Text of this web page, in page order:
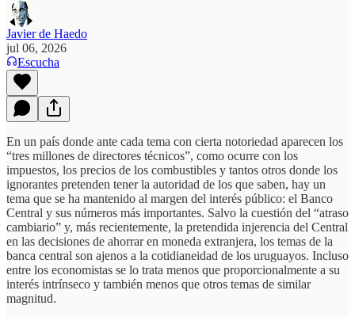
Javier de Haedo
jul 06, 2026
Escucha
En un país donde ante cada tema con cierta notoriedad aparecen los
“tres millones de directores técnicos”, como ocurre con los
impuestos, los precios de los combustibles y tantos otros donde los
ignorantes pretenden tener la autoridad de los que saben, hay un
tema que se ha mantenido al margen del interés público: el Banco
Central y sus números más importantes. Salvo la cuestión del “atraso
cambiario” y, más recientemente, la pretendida injerencia del Central
en las decisiones de ahorrar en moneda extranjera, los temas de la
banca central son ajenos a la cotidianeidad de los uruguayos. Incluso
entre los economistas se lo trata menos que proporcionalmente a su
interés intrínseco y también menos que otros temas de similar
magnitud.